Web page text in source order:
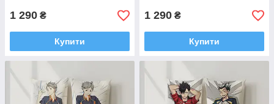
1 290 ₴
Купити
1 290 ₴
Купити